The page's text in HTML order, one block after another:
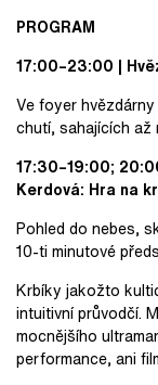
PROGRAM
17:00–23:00 |
Ve foyer
chutí, sahajících až
17:30–19:00;
Kerdová: Hra na
Pohled do nebes,
10-ti minutové
Krbíky jakožto
intuitivní průvodčí.
mocnějšího
performance, ani